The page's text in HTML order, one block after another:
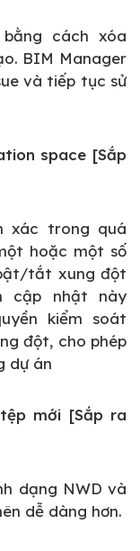
cách xóa
BIM Manager
và tiếp tục sử
space [Sắp
xác trong quá
hoặc một số
tắt xung đột
cập nhật này
kiểm soát
đột, cho phép
dự án
mới [Sắp ra
dạng NWD và
dễ dàng hơn.